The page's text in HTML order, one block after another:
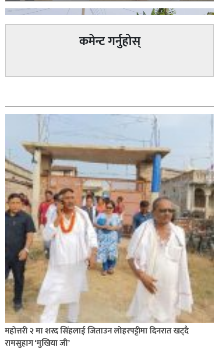
सिराहा-२ मा संजय यादव भिड्ने !
रक्तदान सेवामा जिल्लामै दोस्रो स्थान ल्याएकोमा जनमत नेताद्वय
रेडक्रस सिराहा द्वारा सम्मानित
कमेन्ट गर्नुहोस्
महोत्तरी २ मा शरद सिंहलाई जिताउन लोहरपट्टीमा दिनरात खट्दै
रामसुहाग ‘मुखिया जी’